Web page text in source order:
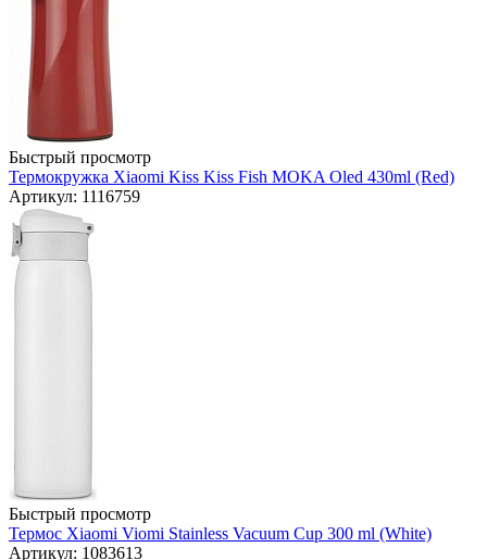
Быстрый просмотр
Термокружка Xiaomi Kiss Kiss Fish MOKA Oled 430ml (Red)
Артикул: 1116759
Быстрый просмотр
Термос Xiaomi Viomi Stainless Vacuum Cup 300 ml (White)
Артикул: 1083613